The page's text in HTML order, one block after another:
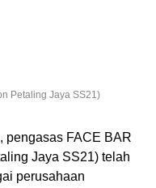
Petaling Jaya SS21)
pengasas FACE BAR
Jaya SS21) telah
perusahaan